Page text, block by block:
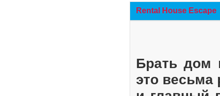
Rental House Escape
Брать дом
это весьма